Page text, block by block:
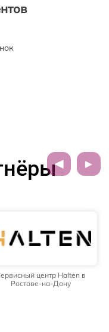
центр Halten в
Ростове-на-Дону